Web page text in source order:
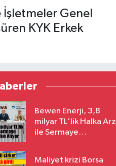
İşletmeler Genel
KYK Erkek
Bewen Enerji, 3,8
milyar TL'lik Halka Arz
ile Sermaye
Maliyet krizi Borsa